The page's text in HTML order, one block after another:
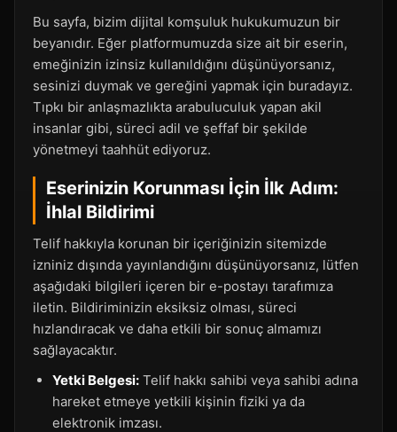
Bu sayfa, bizim dijital komşuluk hukukumuzun bir
beyanıdır. Eğer platformumuzda size ait bir eserin,
emeğinizin izinsiz kullanıldığını düşünüyorsanız,
sesinizi duymak ve gereğini yapmak için buradayız.
Tıpkı bir anlaşmazlıkta arabuluculuk yapan akil
insanlar gibi, süreci adil ve şeffaf bir şekilde
yönetmeyi taahhüt ediyoruz.
Eserinizin Korunması İçin İlk Adım:
İhlal Bildirimi
Telif hakkıyla korunan bir içeriğinizin sitemizde
izniniz dışında yayınlandığını düşünüyorsanız, lütfen
aşağıdaki bilgileri içeren bir e-postayı tarafımıza
iletin. Bildiriminizin eksiksiz olması, süreci
hızlandıracak ve daha etkili bir sonuç almamızı
sağlayacaktır.
Yetki Belgesi: Telif hakkı sahibi veya sahibi adına
hareket etmeye yetkili kişinin fiziki ya da
elektronik imzası.